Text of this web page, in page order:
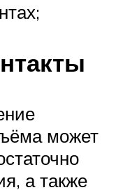
может
а также